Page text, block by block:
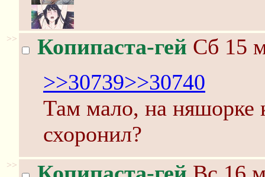
>> Копипаста-гей Сб 15
>>30739>>30740
Там мало, на няшорке
схоронил?
>>